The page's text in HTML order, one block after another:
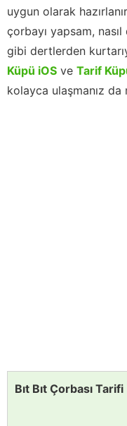
uygun olarak
çorbayı yapsam,
gibi dertlerden
Küpü iOS ve Tarif
kolayca ulaşmanız da
Bıt Bıt Çorbası Tarifi